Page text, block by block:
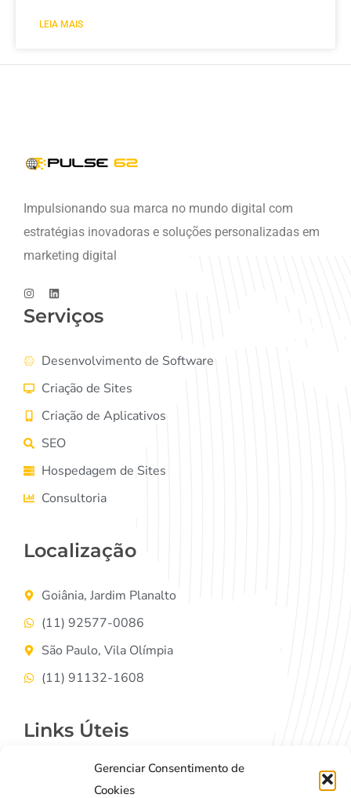
Gerenciar Consentimento de
Cookies
LEIA MAIS
Impulsionando sua marca no mundo digital com
estratégias inovadoras e soluções personalizadas em
marketing digital
Serviços
Desenvolvimento de Software
Criação de Sites
Criação de Aplicativos
SEO
Hospedagem de Sites
Consultoria
Localização
Goiânia, Jardim Planalto
(11) 92577-0086
São Paulo, Vila Olímpia
(11) 91132-1608
Links Úteis